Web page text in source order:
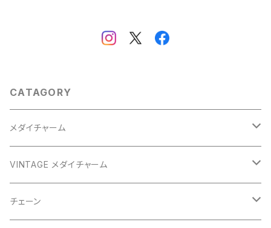
CATAGORY
メダイチャーム
GOLD
GOLD
SILVER
VINTAGE メダイチャーム
CROSS
チェーン